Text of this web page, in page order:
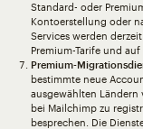
Standard- oder
Kontoerstellung oder
Services werden
Premium-Tarife und
Premium-
bestimmte neue
ausgewählten Ländern
bei Mailchimp zu
besprechen. Die